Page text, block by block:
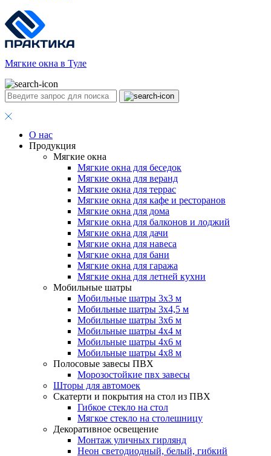
Мягкие окна в Туле
О нас
Продукция
Мягкие окна
Мягкие окна для беседок
Мягкие окна для веранд
Мягкие окна для террас
Мягкие окна для кафе и ресторанов
Мягкие окна для дома
Мягкие окна для балконов и лоджий
Мягкие окна для дачи
Мягкие окна для навеса
Мягкие окна для бани
Мягкие окна для гаража
Мягкие окна для летней кухни
Мобильные шатры
Мобильные шатры 3х3 м
Мобильные шатры 3х4,5 м
Мобильные шатры 3х6 м
Мобильные шатры 4х4 м
Мобильные шатры 4х6 м
Мобильные шатры 4х8 м
Полосовые завесы ПВХ
Морозостойкие пвх завесы
Шторы для автомоек
Скатерти и покрытия на стол из ПВХ
Гибкое стекло на стол
Мягкое стекло на столешницу
Декоративное освещение
Монтаж уличных гирлянд
Неон светодиодный, белый, гибкий